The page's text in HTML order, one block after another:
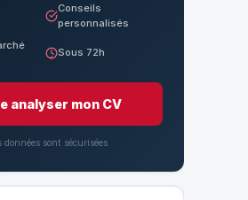
Conseils
personnalisés
Sous 72h
analyser mon CV
données sont sécurisées